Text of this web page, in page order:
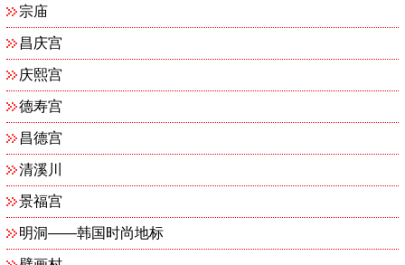
宗庙
昌庆宫
庆熙宫
德寿宫
昌德宫
清溪川
景福宫
明洞——韩国时尚地标